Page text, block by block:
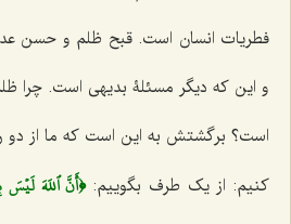
فطریات انسان است. قبح ظلم و حسن
و این که دیگر مسئلۀ بدیهى است. چرا
است؟ برگشتش به این است که ما از دو
کنیم: از یک طرف بگوییم:﴿أَنَّ ٱللَهَ لَيۡسَ